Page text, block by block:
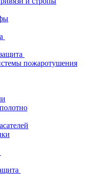
пожаротушения